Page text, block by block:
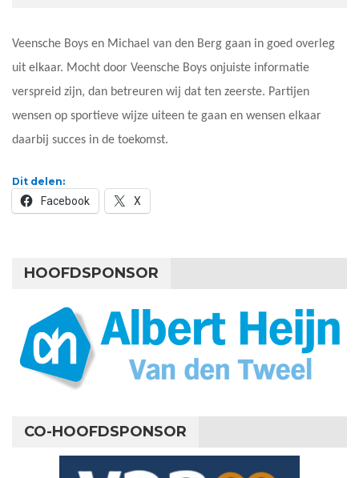
Veensche Boys en Michael van den Berg gaan in goed overleg
uit elkaar. Mocht door Veensche Boys onjuiste informatie
verspreid zijn, dan betreuren wij dat ten zeerste. Partijen
wensen op sportieve wijze uiteen te gaan en wensen elkaar
daarbij succes in de toekomst.
Dit delen:
Facebook X
HOOFDSPONSOR
CO-HOOFDSPONSOR